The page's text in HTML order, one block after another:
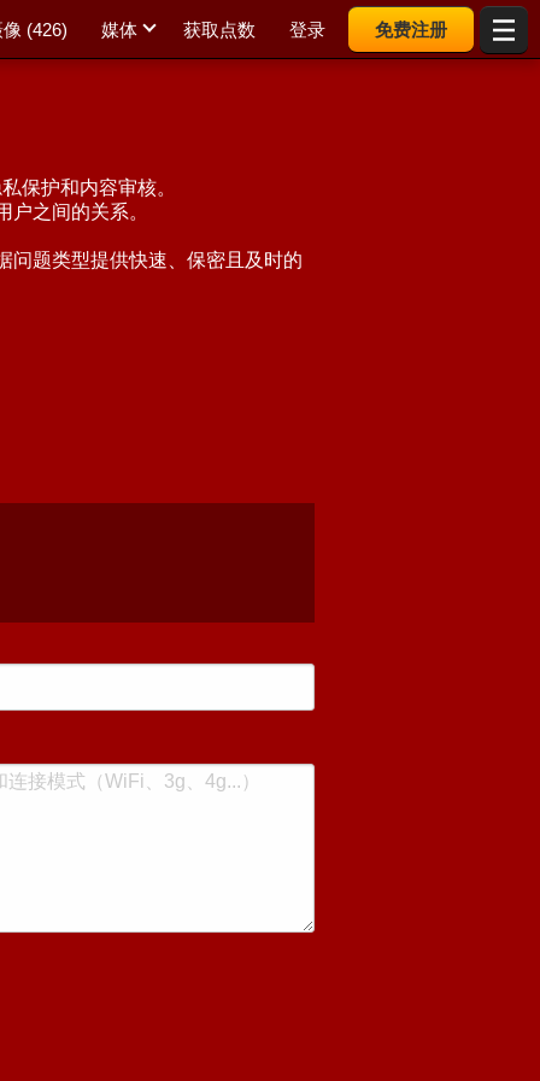
(426) 媒体 获取点数 登录 免费注册
保护和内容审核。
之间的关系。
问题类型提供快速、保密且及时的